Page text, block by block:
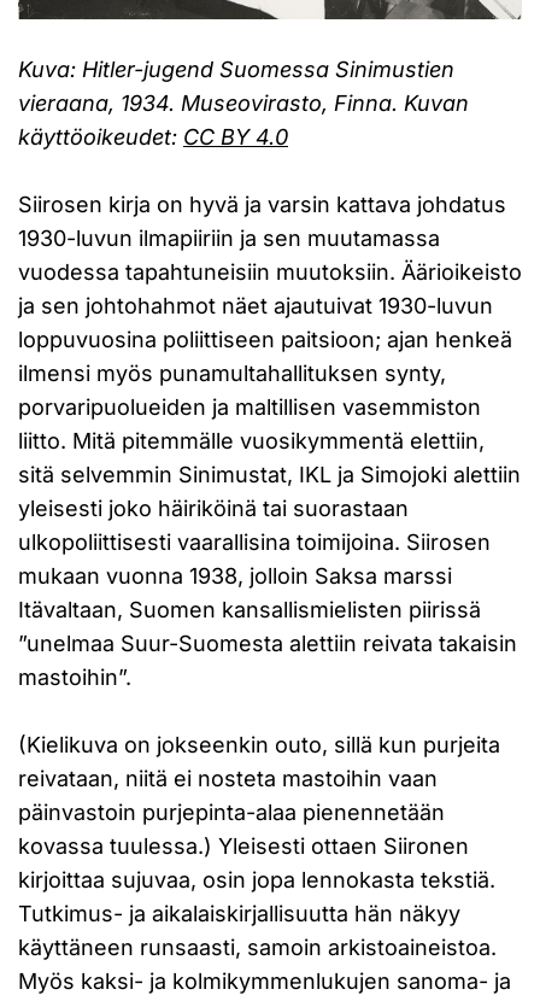
Kuva: Hitler-jugend Suomessa Sinimustien
vieraana, 1934. Museovirasto, Finna. Kuvan
käyttöoikeudet: CC BY 4.0
Siirosen kirja on hyvä ja varsin kattava johdatus
1930-luvun ilmapiiriin ja sen muutamassa
vuodessa tapahtuneisiin muutoksiin. Äärioikeisto
ja sen johtohahmot näet ajautuivat 1930-luvun
loppuvuosina poliittiseen paitsioon; ajan henkeä
ilmensi myös punamultahallituksen synty,
porvaripuolueiden ja maltillisen vasemmiston
liitto. Mitä pitemmälle vuosikymmentä elettiin,
sitä selvemmin Sinimustat, IKL ja Simojoki alettiin
yleisesti joko häiriköinä tai suorastaan
ulkopoliittisesti vaarallisina toimijoina. Siirosen
mukaan vuonna 1938, jolloin Saksa marssi
Itävaltaan, Suomen kansallismielisten piirissä
”unelmaa Suur-Suomesta alettiin reivata takaisin
mastoihin”.
(Kielikuva on jokseenkin outo, sillä kun purjeita
reivataan, niitä ei nosteta mastoihin vaan
päinvastoin purjepinta-alaa pienennetään
kovassa tuulessa.) Yleisesti ottaen Siironen
kirjoittaa sujuvaa, osin jopa lennokasta tekstiä.
Tutkimus- ja aikalaiskirjallisuutta hän näkyy
käyttäneen runsaasti, samoin arkistoaineistoa.
Myös kaksi- ja kolmikymmenlukujen sanoma- ja